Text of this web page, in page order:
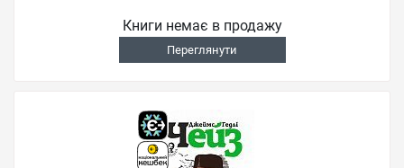
Книги немає в продажу
Переглянути